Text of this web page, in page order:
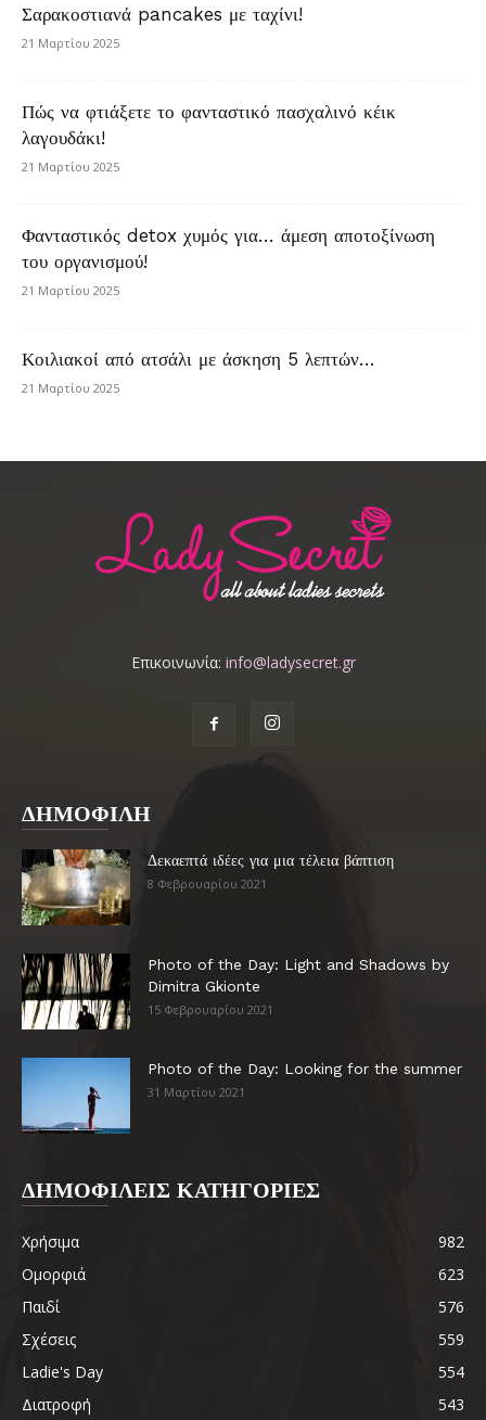
Σαρακοστιανά pancakes με ταχίνι!
21 Μαρτίου 2025
Πώς να φτιάξετε το φανταστικό πασχαλινό κέικ
λαγουδάκι!
21 Μαρτίου 2025
Φανταστικός detox χυμός για… άμεση αποτοξίνωση
του οργανισμού!
21 Μαρτίου 2025
Κοιλιακοί από ατσάλι με άσκηση 5 λεπτών…
21 Μαρτίου 2025
Επικοινωνία: info@ladysecret.gr
ΔΗΜΟΦΙΛΗ
Δεκαεπτά ιδέες για μια τέλεια βάπτιση
8 Φεβρουαρίου 2021
Photo of the Day: Light and Shadows by
Dimitra Gkionte
15 Φεβρουαρίου 2021
Photo of the Day: Looking for the summer
31 Μαρτίου 2021
ΔΗΜΟΦΙΛΕΙΣ ΚΑΤΗΓΟΡΙΕΣ
Χρήσιμα
982
Ομορφιά
623
Παιδί
576
Σχέσεις
559
Ladie's Day
554
Διατροφή
543